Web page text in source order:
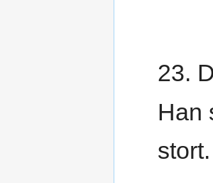
23.
Han
stort.